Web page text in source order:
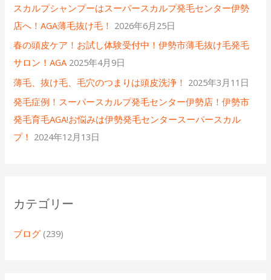
スカルプシャンプーはスーパースカルプ発毛センター伊勢
店へ！AGA薄毛抜け毛！ 2026年6月25日
春の頭皮ケア！お試し体験受付中！伊勢市薄毛抜け毛発毛
サロン！AGA 2025年4月9日
薄毛、抜け毛、毛穴のつまりは頭皮洗浄！ 2025年3月11日
発毛症例！スーパースカルプ発毛センター伊勢店！伊勢市
発毛育毛AGA!お悩みは伊勢発毛センタースーパースカル
プ！ 2024年12月13日
カテゴリー
ブログ (239)